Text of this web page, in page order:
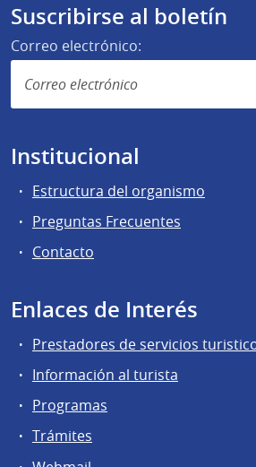
Suscribirse al boletín
Correo electrónico:
Institucional
Estructura del organismo
Preguntas Frecuentes
Contacto
Enlaces de Interés
Prestadores de servicios
Información al turista
Programas
Trámites